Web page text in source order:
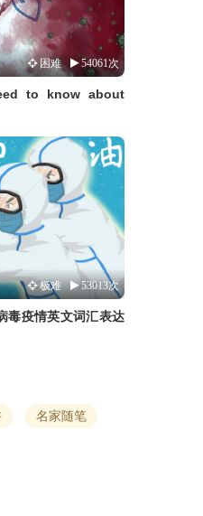
困难 54061次
to know about
极难 53013次
毒疫情英文词汇表达
名家随笔